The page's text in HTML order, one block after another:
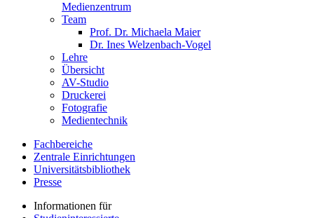
Medienzentrum
Team
Prof. Dr. Michaela Maier
Dr. Ines Welzenbach-Vogel
Lehre
Übersicht
AV-Studio
Druckerei
Fotografie
Medientechnik
Fachbereiche
Zentrale Einrichtungen
Universitätsbibliothek
Presse
Informationen für